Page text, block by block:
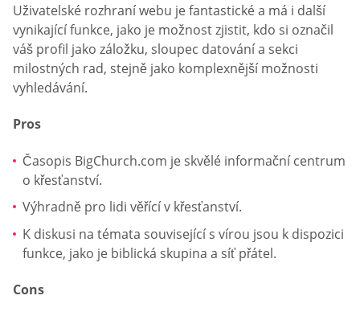
Uživatelské rozhraní webu je fantastické a má i další
vynikající funkce, jako je možnost zjistit, kdo si označil
váš profil jako záložku, sloupec datování a sekci
milostných rad, stejně jako komplexnější možnosti
vyhledávání.
Pros
Časopis BigChurch.com je skvělé informační centrum
o křesťanství.
Výhradně pro lidi věřící v křesťanství.
K diskusi na témata související s vírou jsou k dispozici
funkce, jako je biblická skupina a síť přátel.
Cons